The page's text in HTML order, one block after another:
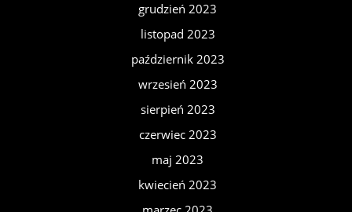
grudzień 2023
listopad 2023
październik 2023
wrzesień 2023
sierpień 2023
czerwiec 2023
maj 2023
kwiecień 2023